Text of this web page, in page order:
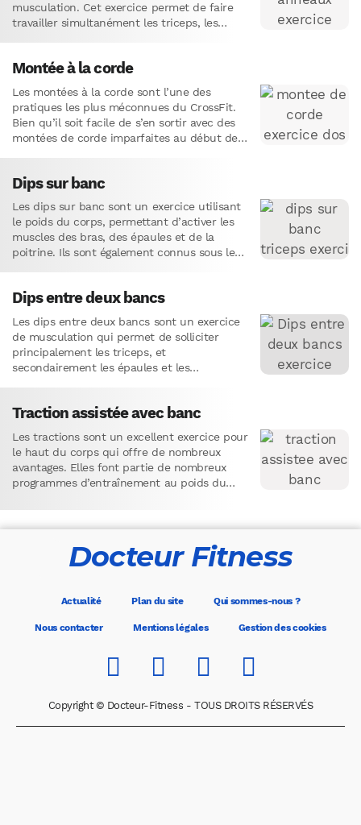
musculation. Cet exercice permet de faire
travailler simultanément les triceps, les
Montée à la corde
Les montées à la corde sont l’une des
pratiques les plus méconnues du CrossFit.
Bien qu’il soit facile de s’en sortir avec des
montées de corde imparfaites au début de…
Dips sur banc
Les dips sur banc sont un exercice utilisant
le poids du corps, permettant d’activer les
muscles des bras, des épaules et de la
poitrine. Ils sont également connus sous le…
Dips entre deux bancs
Les dips entre deux bancs sont un exercice
de musculation qui permet de solliciter
principalement les triceps, et
secondairement les épaules et les
Traction assistée avec banc
Les tractions sont un excellent exercice pour
le haut du corps qui offre de nombreux
avantages. Elles font partie de nombreux
programmes d’entraînement au poids du
Docteur Fitness
Actualité Plan du site Qui sommes-nous ?
Nous contacter Mentions légales Gestion des cookies
Copyright © Docteur-Fitness - TOUS DROITS RÉSERVÉS